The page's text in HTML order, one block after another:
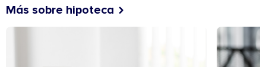
Más sobre hipoteca